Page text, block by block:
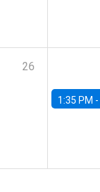
26
1:35 PM -